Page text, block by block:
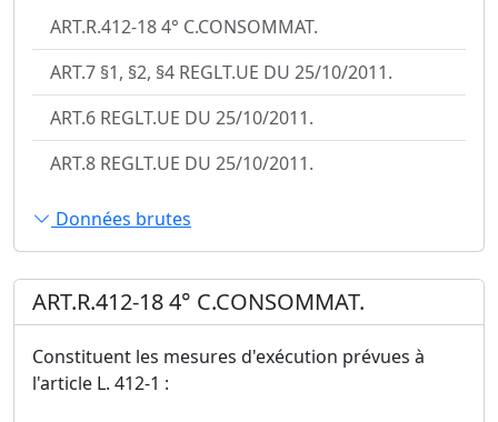
ART.R.412-18 4° C.CONSOMMAT.
ART.7 §1, §2, §4 REGLT.UE DU 25/10/2011.
ART.6 REGLT.UE DU 25/10/2011.
ART.8 REGLT.UE DU 25/10/2011.
Données brutes
ART.R.412-18 4° C.CONSOMMAT.
Constituent les mesures d'exécution prévues à
l'article L. 412-1 :